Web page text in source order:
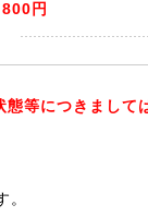
円
態等につきまして
。